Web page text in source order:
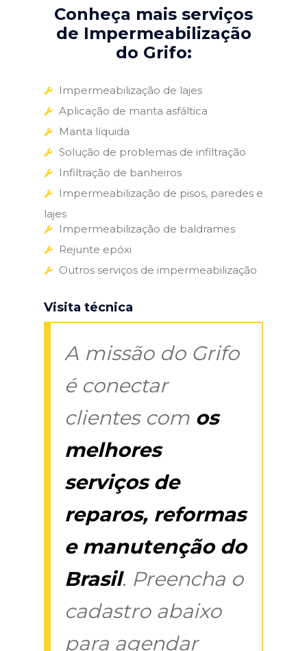
Conheça mais serviços
de Impermeabilização
do Grifo:
Impermeabilização de lajes
Aplicação de manta asfáltica
Manta líquida
Solução de problemas de infiltração
Infiltração de banheiros
Impermeabilização de pisos, paredes e
lajes
Impermeabilização de baldrames
Rejunte epóxi
Outros serviços de impermeabilização
Visita técnica
A missão do Grifo
é conectar
clientes com os
melhores
serviços de
reparos, reformas
e manutenção do
Brasil. Preencha o
cadastro abaixo
para agendar